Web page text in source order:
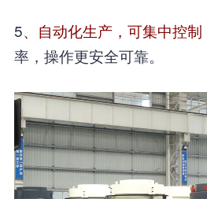
5、自动化生产，可集中控制
率，操作更安全可靠。